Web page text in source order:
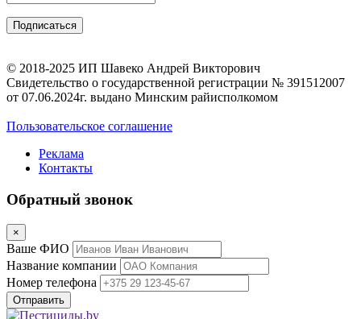
© 2018-2025 ИП Шавеко Андрей Викторович
Свидетельство о государственной регистрации № 391512007
от 07.06.2024г. выдано Минским райисполкомом
Пользовательское соглашение
Реклама
Контакты
Обратный звонок
×
Ваше ФИО
Название компании
Номер телефона